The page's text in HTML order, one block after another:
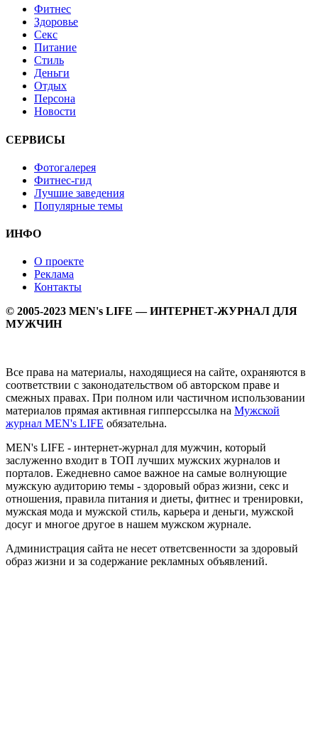
Фитнес
Здоровье
Секс
Питание
Стиль
Деньги
Отдых
Персона
Новости
СЕРВИСЫ
Фотогалерея
Фитнес-гид
Лучшие заведения
Популярные темы
ИНФО
О проекте
Реклама
Контакты
© 2005-2023 MEN's LIFE — ИНТЕРНЕТ-ЖУРНАЛ ДЛЯ
МУЖЧИН
Все права на материалы, находящиеся на сайте, охраняются в
соответствии с законодательством об авторском праве и
смежных правах. При полном или частичном использовании
материалов прямая активная гипперссылка на Мужской
журнал MEN's LIFE обязательна.
MEN's LIFE - интернет-журнал для мужчин, который
заслуженно входит в ТОП лучших мужских журналов и
порталов. Ежедневно самое важное на самые волнующие
мужскую аудиторию темы - здоровый образ жизни, секс и
отношения, правила питания и диеты, фитнес и тренировки,
мужская мода и мужской стиль, карьера и деньги, мужской
досуг и многое другое в нашем мужском журнале.
Администрация сайта не несет ответсвенности за здоровый
образ жизни и за содержание рекламных объявлений.